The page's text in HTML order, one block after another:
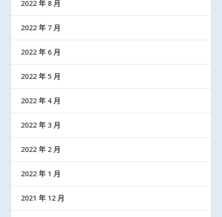
2022 年 8 月
2022 年 7 月
2022 年 6 月
2022 年 5 月
2022 年 4 月
2022 年 3 月
2022 年 2 月
2022 年 1 月
2021 年 12 月